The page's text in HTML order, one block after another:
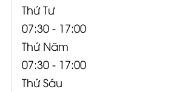
Thứ Tư
07:30 - 17:00
Thứ Năm
07:30 - 17:00
Thứ Sáu